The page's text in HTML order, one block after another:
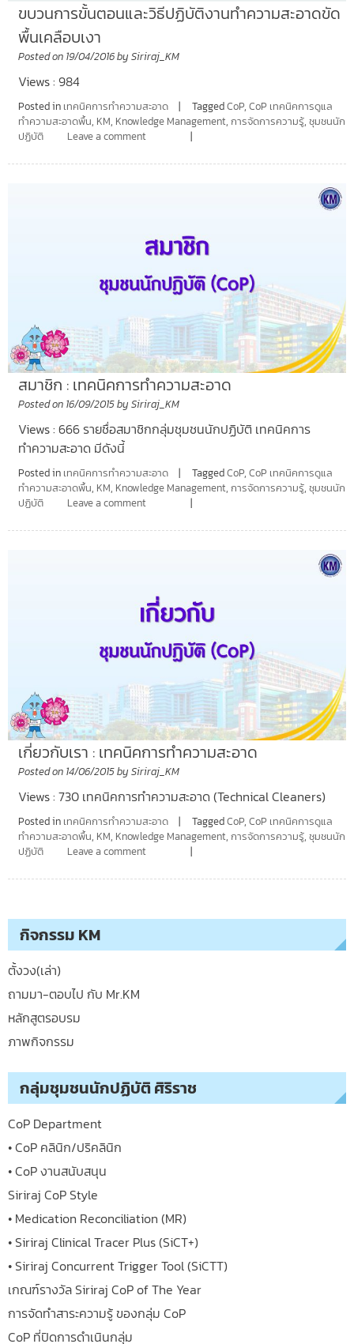
ขบวนการขั้นตอนและวิธีปฏิบัติงานทำความสะอาดขัด
พื้นเคลือบเงา
Posted on 19/04/2016by Siriraj_KM
Views : 984
Posted in เทคนิคการทำความสะอาด TaggedCoP, CoP เทคนิคการดูแล
ทำความสะอาดพื้น, KM, Knowledge Management, การจัดการความรู้, ชุมชนนัก
ปฏิบัติ
Leave a comment
สมาชิก : เทคนิคการทำความสะอาด
Posted on 16/09/2015by Siriraj_KM
Views : 666 รายชื่อสมาชิกกลุ่มชุมชนนักปฏิบัติ เทคนิคการ
ทำความสะอาด มีดังนี้
Posted in เทคนิคการทำความสะอาด TaggedCoP, CoP เทคนิคการดูแล
ทำความสะอาดพื้น, KM, Knowledge Management, การจัดการความรู้, ชุมชนนัก
ปฏิบัติ
Leave a comment
เกี่ยวกับเรา : เทคนิคการทำความสะอาด
Posted on 14/06/2015by Siriraj_KM
Views : 730 เทคนิคการทำความสะอาด (Technical Cleaners)
Posted in เทคนิคการทำความสะอาด TaggedCoP, CoP เทคนิคการดูแล
ทำความสะอาดพื้น, KM, Knowledge Management, การจัดการความรู้, ชุมชนนัก
ปฏิบัติ
Leave a comment
กิจกรรม KM
ตั้งวง(เล่า)
ถามมา-ตอบไป กับ Mr.KM
หลักสูตรอบรม
ภาพกิจกรรม
กลุ่มชุมชนนักปฏิบัติ ศิริราช
CoP Department
• CoP คลินิก/ปริคลินิก
• CoP งานสนับสนุน
Siriraj CoP Style
• Medication Reconciliation (MR)
• Siriraj Clinical Tracer Plus (SiCT+)
• Siriraj Concurrent Trigger Tool (SiCTT)
เกณฑ์รางวัล Siriraj CoP of The Year
การจัดทำสาระความรู้ ของกลุ่ม CoP
CoP ที่ปิดการดำเนินกลุ่ม